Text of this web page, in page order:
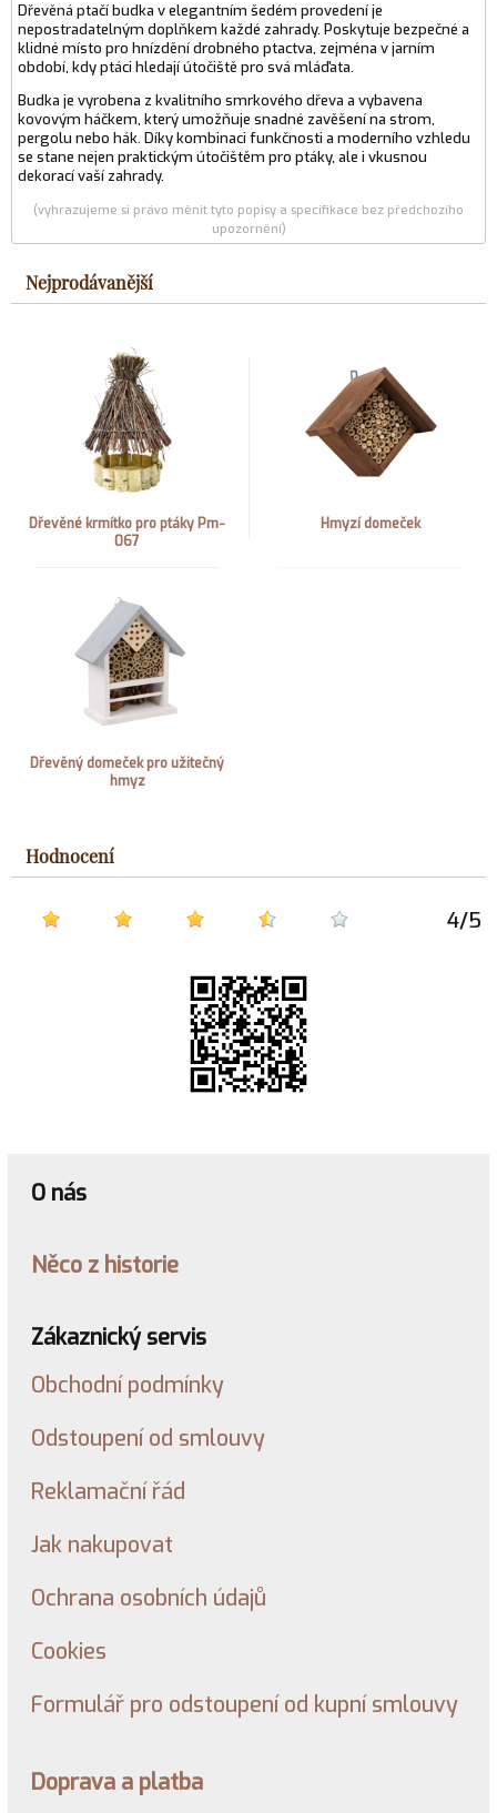
Hodnocení
4/5
Dřevěná ptačí budka v elegantním šedém provedení je
nepostradatelným doplňkem každé zahrady. Poskytuje bezpečné a
klidné místo pro hnízdění drobného ptactva, zejména v jarním
období, kdy ptáci hledají útočiště pro svá mláďata.
Budka je vyrobena z kvalitního smrkového dřeva a vybavena
kovovým háčkem, který umožňuje snadné zavěšení na strom,
pergolu nebo hák. Díky kombinaci funkčnosti a moderního vzhledu
se stane nejen praktickým útočištěm pro ptáky, ale i vkusnou
dekorací vaší zahrady.
(vyhrazujeme si právo měnit tyto popisy a specifikace bez předchozího
upozornění)
Nejprodávanější
Dřevěné krmítko pro ptáky Pm-
067
Hmyzí domeček
Dřevěný domeček pro užitečný
hmyz
O nás
Něco z historie
Zákaznický servis
Obchodní podmínky
Odstoupení od smlouvy
Reklamační řád
Jak nakupovat
Ochrana osobních údajů
Cookies
Formulář pro odstoupení od kupní smlouvy
Doprava a platba